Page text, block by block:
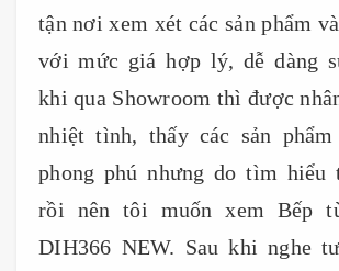
tận nơi xem xét các sản phẩm
với mức giá hợp lý, dễ dàng
khi qua Showroom thì được
nhiệt tình, thấy các sản
phong phú nhưng do tìm hiểu
rồi nên tôi muốn xem Bếp
DIH366 NEW. Sau khi nghe